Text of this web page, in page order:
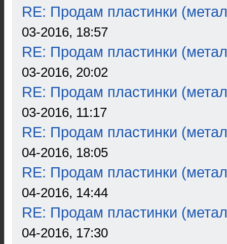
RE: Продам пластинки
03-2016, 18:57
RE: Продам пластинки
03-2016, 20:02
RE: Продам пластинки
03-2016, 11:17
RE: Продам пластинки
04-2016, 18:05
RE: Продам пластинки
04-2016, 14:44
RE: Продам пластинки
04-2016, 17:30